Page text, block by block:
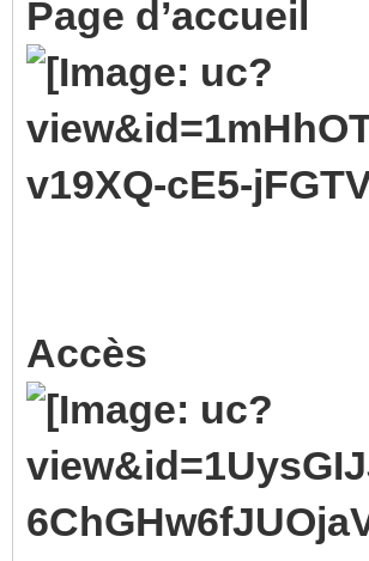
Page d’accueil
Accès